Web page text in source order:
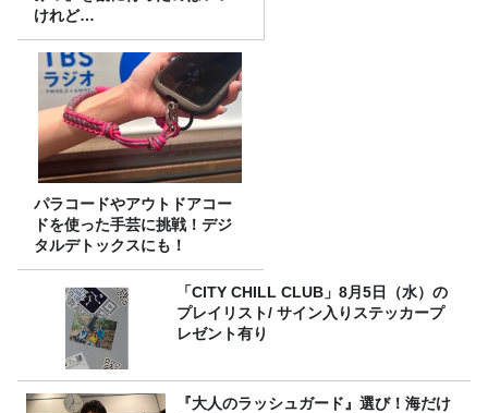
けれど…
パラコードやアウトドアコー
ドを使った手芸に挑戦！デジ
タルデトックスにも！
「CITY CHILL CLUB」8月5日（水）の
プレイリスト/ サイン入りステッカープ
レゼント有り
『大人のラッシュガード』選び！海だけ